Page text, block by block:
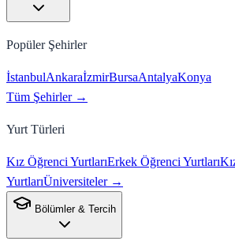
Popüler Şehirler
İstanbulAnkaraİzmirBursaAntalyaKonya
Tüm Şehirler →
Yurt Türleri
Kız Öğrenci YurtlarıErkek Öğrenci Yurtları
YurtlarıÜniversiteler →
Bölümler & Tercih